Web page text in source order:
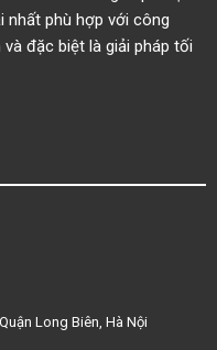
nhất phù hợp với công
đặc biệt là giải pháp tối
Long Biên, Hà Nội